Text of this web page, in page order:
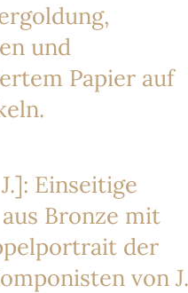
und
Papier auf
Einseitige
Bronze mit
der
von J.